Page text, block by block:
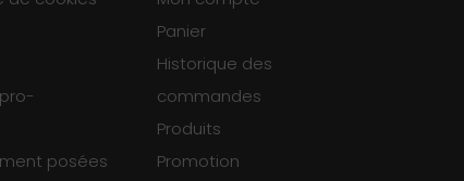
posées
Panier
Historique des
commandes
Produits
Promotion